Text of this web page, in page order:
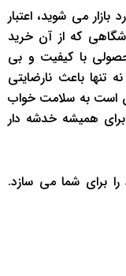
می شوید، اعتبار
که از آن خرید
با کیفیت و بی
تنها باعث نارضایتی
است به سلامت خواب
همیشه خدشه دار
را برای شما می سازد.